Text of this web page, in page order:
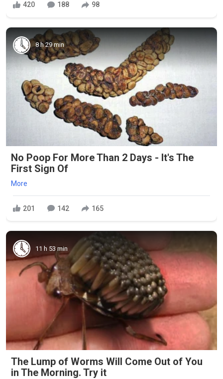
420 188 98
8 h 29 min
No Poop For More Than 2 Days - It's The
First Sign Of
More
201 142 165
11 h 53 min
The Lump of Worms Will Come Out of You
in The Morning. Try it